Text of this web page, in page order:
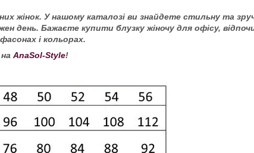
жінок. У нашому каталозі ви знайдете стильну та
день. Бажаєте купити блузку жіночу для офісу,
і кольорах.
AnaSol-Style!